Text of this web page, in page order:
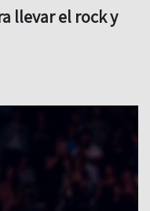
llevar el rock y